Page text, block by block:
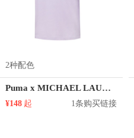
2种配色
Puma x MICHAEL LAU联名款卡通印花圆领短袖T恤 531319
¥148 起 1条购买链接